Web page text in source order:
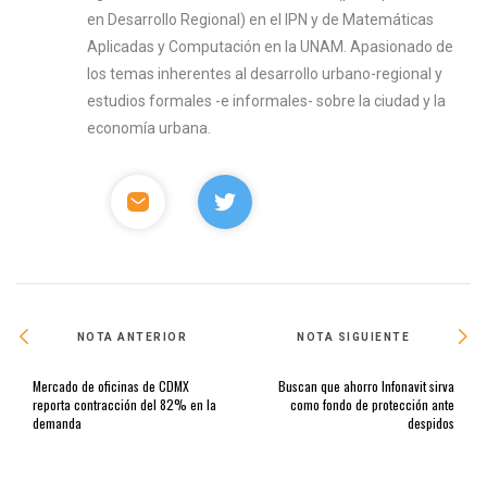
en Desarrollo Regional) en el IPN y de Matemáticas
Aplicadas y Computación en la UNAM. Apasionado de
los temas inherentes al desarrollo urbano-regional y
estudios formales -e informales- sobre la ciudad y la
economía urbana.
NOTA ANTERIOR
Mercado de oficinas de CDMX
reporta contracción del 82% en la
demanda
NOTA SIGUIENTE
Buscan que ahorro Infonavit sirva
como fondo de protección ante
despidos